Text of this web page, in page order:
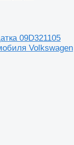
09D321105
Volkswagen